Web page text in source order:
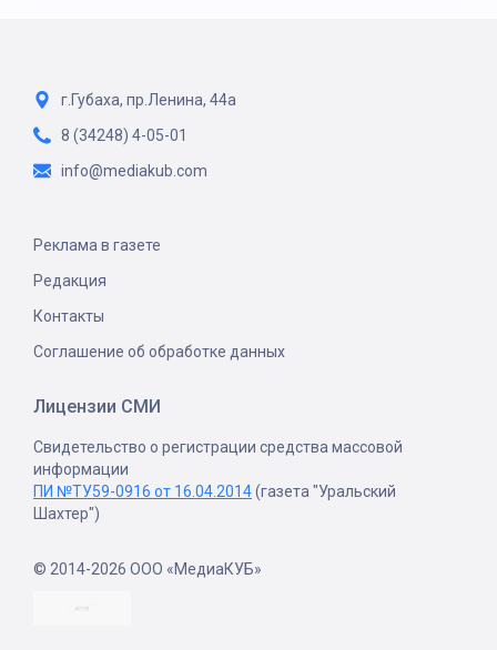
г.Губаха, пр.Ленина, 44а
8 (34248) 4-05-01
info@mediakub.com
Реклама в газете
Редакция
Контакты
Соглашение об обработке данных
Лицензии СМИ
Свидетельство о регистрации средства массовой
информации
ПИ №ТУ59-0916 от 16.04.2014(газета "Уральский
Шахтер")
© 2014-2026 ООО «МедиаКУБ»